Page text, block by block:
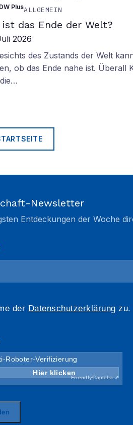
PlusALLGEMEIN
ist das Ende der Welt?
2026
des Zustands der Welt
ob das Ende nahe ist. Überall
Newsletter
Entdeckungen der Woche